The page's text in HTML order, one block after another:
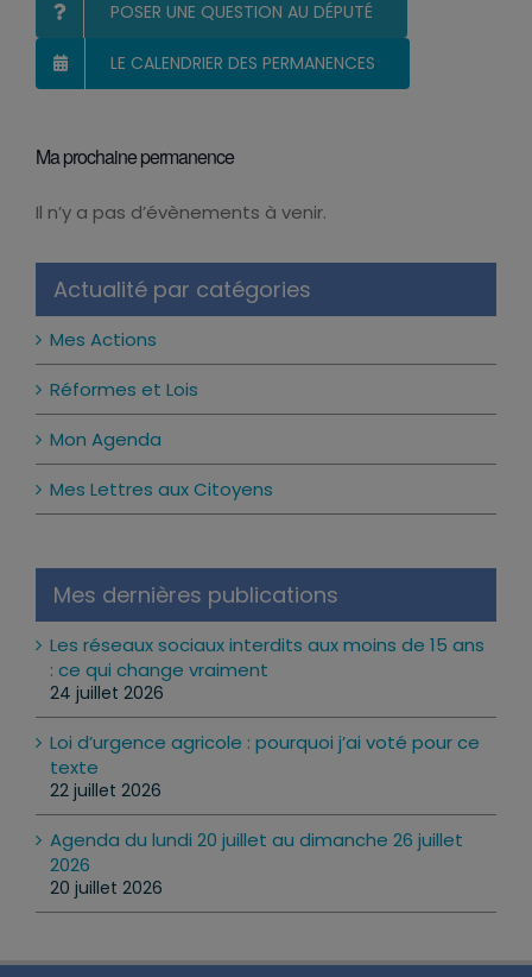
LE CALENDRIER DES PERMANENCES
Actualité par catégories
Mes Actions
Réformes et Lois
Mon Agenda
Mes Lettres aux Citoyens
Mes dernières publications
Les réseaux sociaux interdits aux moins de 15 ans
: ce qui change vraiment
24 juillet 2026
Loi d’urgence agricole : pourquoi j’ai voté pour ce
texte
22 juillet 2026
Agenda du lundi 20 juillet au dimanche 26 juillet
2026
20 juillet 2026